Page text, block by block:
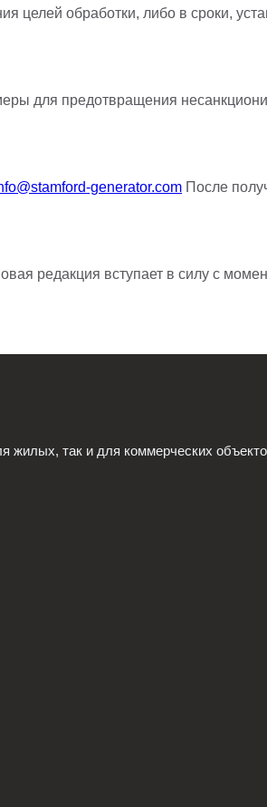
целей обработки, либо в сроки,
для предотвращения
generator.com После
редакция вступает в силу с
жилых, так и для коммерческих